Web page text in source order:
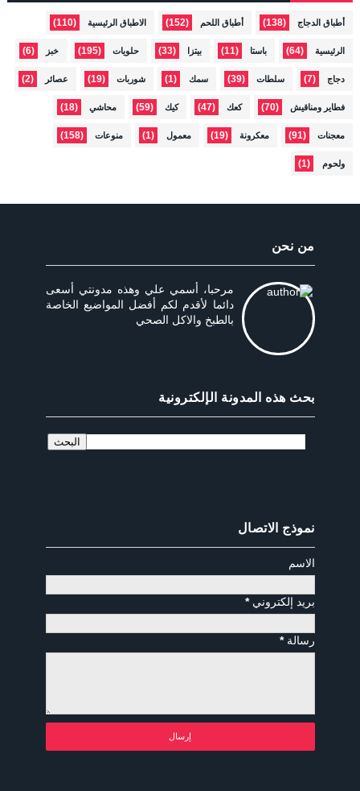
أطباق الدجاج (138) أطباق اللحم (152) الاطباق الرئيسية (110)
الرئيسية (64) باستا (11) بيتزا (33) حلويات (195) خبز (6)
دجاج (7) سلطات (39) سمك (1) شوربات (19) عصائر (2)
فطاير ومناقيش (70) كعك (47) كيك (59) محاشي (18)
معجنات (91) معكرونة (19) معمول (1) منوعات (158)
ولحوم (1)
من نحن
مرحبا، أسمي علي وهذه مدونتي أسعى
دائما لأقدم لكم أفضل المواضيع الخاصة
بالطبخ والاكل الصحي
بحث هذه المدونة الإلكترونية
نموذج الاتصال
الاسم
بريد إلكتروني*
رسالة*